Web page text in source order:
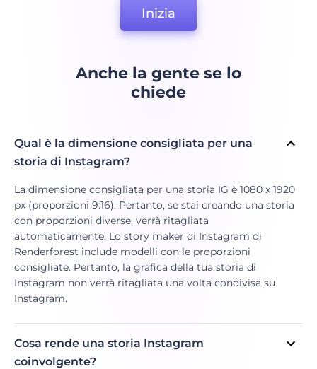
Inizia
Anche la gente se lo
chiede
Qual è la dimensione consigliata per una
storia di Instagram?
La dimensione consigliata per una storia IG è 1080 x 1920
px (proporzioni 9:16). Pertanto, se stai creando una storia
con proporzioni diverse, verrà ritagliata
automaticamente. Lo story maker di Instagram di
Renderforest include modelli con le proporzioni
consigliate. Pertanto, la grafica della tua storia di
Instagram non verrà ritagliata una volta condivisa su
Instagram.
Cosa rende una storia Instagram
coinvolgente?